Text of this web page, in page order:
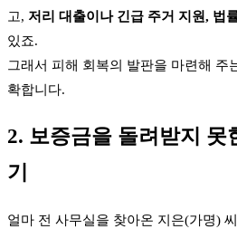
고, 저리 대출이나 긴급 주거 지원, 법
있죠.
그래서 피해 회복의 발판을 마련해 주
확합니다.
2. 보증금을 돌려받지 못
기
얼마 전 사무실을 찾아온 지은(가명)